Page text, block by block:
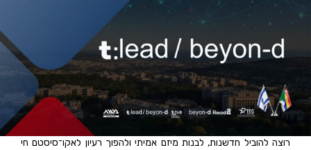
רוצה להוביל חדשנות, לבנות מיזם אמיתי ולהפוך רעיון לאקו־סיסטם חי